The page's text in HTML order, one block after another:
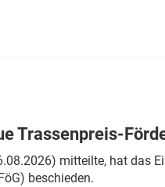
Infrastruktur & Ausrüstung
ÖPNV
Trassenpreis-
mitteilte, hat das
beschieden.